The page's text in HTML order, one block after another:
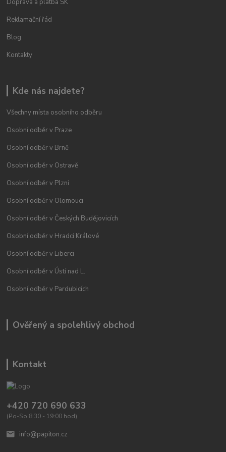
Doprava a platba SK
Reklamační řád
Blog
Kontakty
Kde nás najdete?
Všechny místa osobního odběru
Osobní odběr v Praze
Osobní odběr v Brně
Osobní odběr v Ostravě
Osobní odběr v Plzni
Osobní odběr v Olomouci
Osobní odběr v Českých Budějovicích
Osobní odběr v Hradci Králové
Osobní odběr v Liberci
Osobní odběr v Ústí nad L.
Osobní odběr v Pardubicích
Ověřený a spolehlivý obchod
Kontakt
+420 720 690 633
(Po-So 8:30 - 19:00 hod)
info@papiton.cz